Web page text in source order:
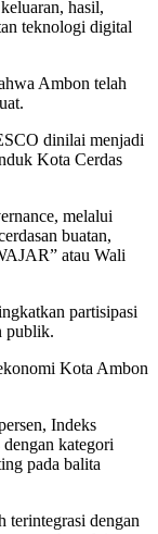
hasil,
teknologi digital
Ambon telah
dinilai menjadi
Kota Cerdas
melalui
buatan,
atau Wali
partisipasi
publik.
Kota Ambon
Indeks
kategori
pada balita
terintegrasi dengan